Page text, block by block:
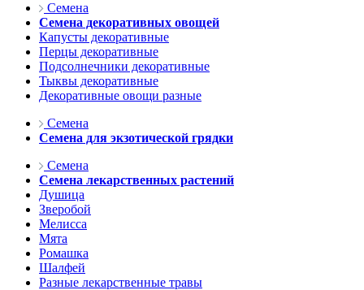
Семена
Семена декоративных овощей
Капусты декоративные
Перцы декоративные
Подсолнечники декоративные
Тыквы декоративные
Декоративные овощи разные
Семена
Семена для экзотической грядки
Семена
Семена лекарственных растений
Душица
Зверобой
Мелисса
Мята
Ромашка
Шалфей
Разные лекарственные травы